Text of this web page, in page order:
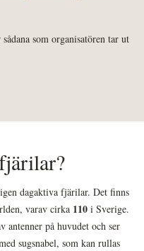
sådana som organisatören tar ut
dagaktiva fjärilar. Det finns
varav cirka 110 i Sverige.
antenner på huvudet och ser
sugsnabel, som kan rullas